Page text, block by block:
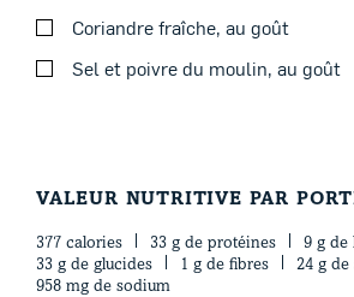
Blogue
Coriandre fraîche, au goût
Sel et poivre du moulin, au goût
sauce sur les filets. Bien mélanger.
Couvrir, amener à ébullition puis
Effilocher le porc à la fourchette et
de coriandre fraîche.
VALEUR NUTRITIVE PAR
377 calories 33 g de protéines
9 g de
33 g de glucides
1 g de fibres
24 g de
958 mg de sodium